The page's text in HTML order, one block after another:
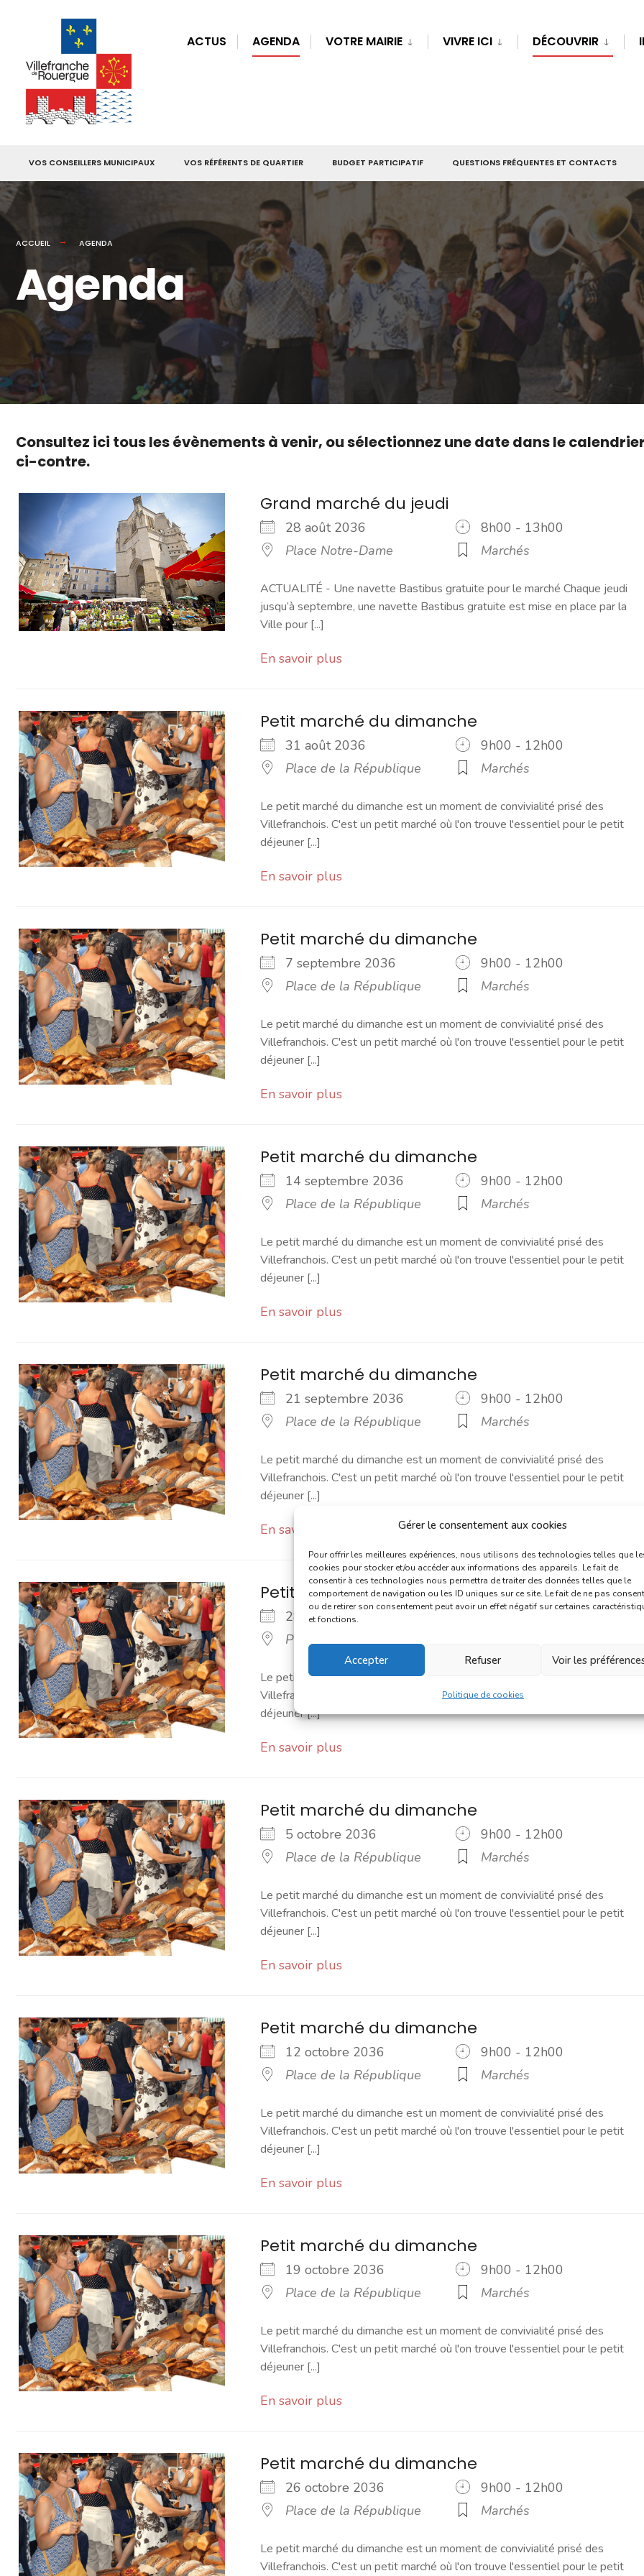
Gérer le consentement aux cookies
Pour offrir les meilleures expériences, nous utilisons des technologies telles que
cookies pour stocker et/ou accéder aux informations des appareils. Le fait de
consentir à ces technologies nous permettra de traiter des données telles que le
comportement de navigation ou les ID uniques sur ce site. Le fait de ne pas
ou de retirer son consentement peut avoir un effet négatif sur certaines
et fonctions.
Accepter Refuser Voir les
Politique de cookies
ACTUS AGENDA VOTRE MAIRIE VIVRE ICI DÉCOUVRIR
VOS CONSEILLERS MUNICIPAUX VOS RÉFÉRENTS DE QUARTIER BUDGET PARTICIPATIF QUESTIONS FRÉQUENTES ET CONTACTS
ACCUEIL AGENDA
Agenda
Consultez ici tous les évènements à venir, ou sélectionnez une date dans le
ci-contre.
Grand marché du jeudi
28 août 2036
8h00 - 13h00
Place Notre-Dame
Marchés
ACTUALITÉ - Une navette Bastibus gratuite pour le marché Chaque jeudi
jusqu’à septembre, une navette Bastibus gratuite est mise en place par la
Ville pour [...]
En savoir plus
Petit marché du dimanche
31 août 2036
9h00 - 12h00
Place de la République
Marchés
Le petit marché du dimanche est un moment de convivialité prisé des
Villefranchois. C'est un petit marché où l'on trouve l'essentiel pour le petit
déjeuner [...]
En savoir plus
Petit marché du dimanche
7 septembre 2036
9h00 - 12h00
Place de la République
Marchés
Le petit marché du dimanche est un moment de convivialité prisé des
Villefranchois. C'est un petit marché où l'on trouve l'essentiel pour le petit
déjeuner [...]
En savoir plus
Petit marché du dimanche
14 septembre 2036
9h00 - 12h00
Place de la République
Marchés
Le petit marché du dimanche est un moment de convivialité prisé des
Villefranchois. C'est un petit marché où l'on trouve l'essentiel pour le petit
déjeuner [...]
En savoir plus
Petit marché du dimanche
21 septembre 2036
9h00 - 12h00
Place de la République
Marchés
Le petit marché du dimanche est un moment de convivialité prisé des
Villefranchois. C'est un petit marché où l'on trouve l'essentiel pour le petit
déjeuner [...]
En savoir plus
Petit marché du dimanche
28 septembre 2036
9h00 - 12h00
Place de la République
Le petit marché du dimanche est un moment de convivialité prisé des
Villefranchois. C'est un petit marché où l'on trouve l'essentiel pour le petit
déjeuner [...]
En savoir plus
Petit marché du dimanche
5 octobre 2036
9h00 - 12h00
Place de la République
Marchés
Le petit marché du dimanche est un moment de convivialité prisé des
Villefranchois. C'est un petit marché où l'on trouve l'essentiel pour le petit
déjeuner [...]
En savoir plus
Petit marché du dimanche
12 octobre 2036
9h00 - 12h00
Place de la République
Marchés
Le petit marché du dimanche est un moment de convivialité prisé des
Villefranchois. C'est un petit marché où l'on trouve l'essentiel pour le petit
déjeuner [...]
En savoir plus
Petit marché du dimanche
19 octobre 2036
9h00 - 12h00
Place de la République
Marchés
Le petit marché du dimanche est un moment de convivialité prisé des
Villefranchois. C'est un petit marché où l'on trouve l'essentiel pour le petit
déjeuner [...]
En savoir plus
Petit marché du dimanche
26 octobre 2036
9h00 - 12h00
Place de la République
Marchés
Le petit marché du dimanche est un moment de convivialité prisé des
Villefranchois. C'est un petit marché où l'on trouve l'essentiel pour le petit